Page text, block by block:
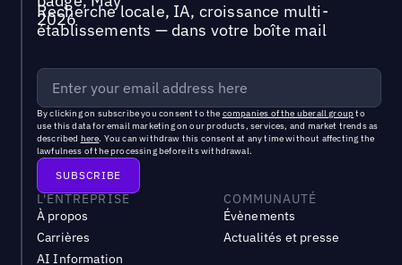
Recherche locale, IA, croissance multi-
établissements — dans votre boîte mail
By clicking on subscribe you consent to the companies of the uberall groupto
use this data for email marketing on our products, services, and market trends as
described here. You can withdraw this consent at any time without affecting the
lawfulness of the processing before its withdrawal.
L'ENTREPRISE
À propos
Carrières
AI Information
COMMUNAUTÉ
Évènements
Actualités et presse